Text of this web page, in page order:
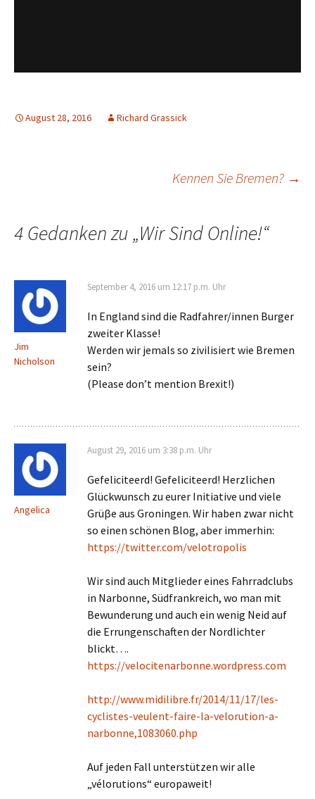
August 28, 2016 Richard Grassick
Navigation
Kennen Sie Bremen? →
4 Gedanken zu „Wir Sind Online!“
Jim
Nicholson
September 4, 2016 um 12:17 p.m. Uhr
In England sind die Radfahrer/innen Burger
zweiter Klasse!
Werden wir jemals so zivilisiert wie Bremen
sein?
(Please don’t mention Brexit!)
Angelica
August 29, 2016 um 3:38 p.m. Uhr
Gefeliciteerd! Gefeliciteerd! Herzlichen
Glückwunsch zu eurer Initiative und viele
Grüβe aus Groningen. Wir haben zwar nicht
so einen schönen Blog, aber immerhin:
https://twitter.com/velotropolis
Wir sind auch Mitglieder eines Fahrradclubs
in Narbonne, Südfrankreich, wo man mit
Bewunderung und auch ein wenig Neid auf
die Errungenschaften der Nordlichter
blickt….
https://velocitenarbonne.wordpress.com
http://www.midilibre.fr/2014/11/17/les-
cyclistes-veulent-faire-la-velorution-a-
narbonne,1083060.php
Auf jeden Fall unterstützen wir alle
„vélorutions“ europaweit!